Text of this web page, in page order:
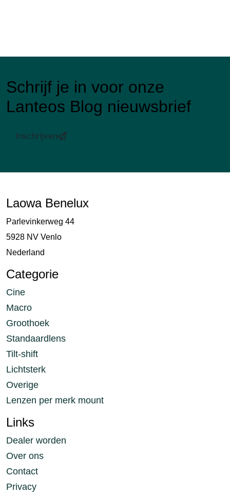
Schrijf je in voor onze
Lanteos Blog nieuwsbrief
Inschrijven
Laowa Benelux
Parlevinkerweg 44
5928 NV Venlo
Nederland
Categorie
Cine
Macro
Groothoek
Standaardlens
Tilt-shift
Lichtsterk
Overige
Lenzen per merk mount
Links
Dealer worden
Over ons
Contact
Privacy